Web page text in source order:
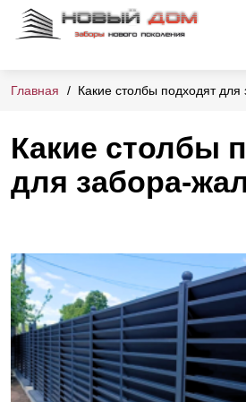
Главная Какие столбы подходят
Какие столбы
для забора-